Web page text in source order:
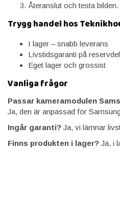
Återanslut och testa bilden.
Trygg handel hos
I lager – snabb leverans
Livstidsgaranti på
Eget lager och grossist
Vanliga frågor
Passar kameramodulen
Ja, den är anpassad för
Ingår garanti? Ja, vi lämnar
Finns produkten i lager? Ja, i